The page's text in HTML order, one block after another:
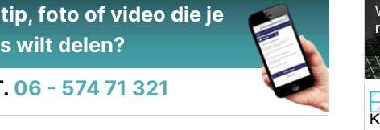
foto of video die je
wilt delen?
06 - 574 71 321